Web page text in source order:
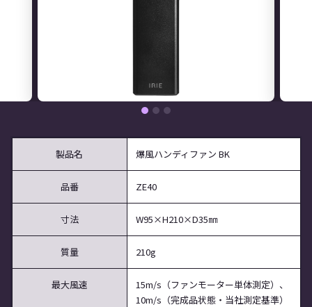
1 2
製品名 爆風ハンディファン BK
品番 ZE40
寸法 W95×H210×D35㎜
質量 210g
最大風速
15m/s（ファンモーター単体測定）、
10m/s（完成品状態・当社測定基準）